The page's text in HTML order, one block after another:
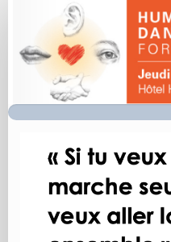
Forum
Aides
2021
inscription